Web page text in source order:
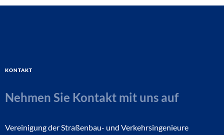
Kontakt
Nehmen Sie Kontakt mit uns auf
Vereinigung der Straßenbau- und Verkehrsingenieure